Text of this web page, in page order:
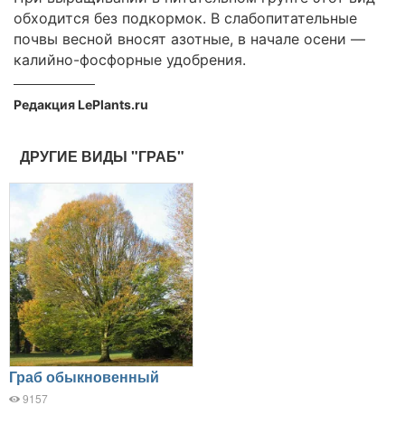
обходится без подкормок. В слабопитательные
почвы весной вносят азотные, в начале осени —
калийно-фосфорные удобрения.
Редакция LePlants.ru
ДРУГИЕ ВИДЫ "ГРАБ"
Граб обыкновенный
9157